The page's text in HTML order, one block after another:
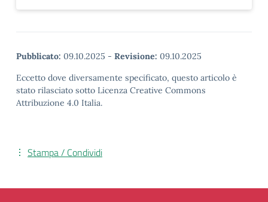
Pubblicato: 09.10.2025 - Revisione: 09.10.2025
Eccetto dove diversamente specificato, questo articolo è
stato rilasciato sotto Licenza Creative Commons
Attribuzione 4.0 Italia.
Stampa / Condividi